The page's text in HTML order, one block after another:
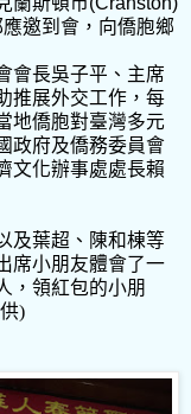
邀到會，向僑胞鄉
會長吳子平、主席
推展外交工作，每
地僑胞對臺灣多元
政府及僑務委員會
文化辦事處處長賴
及葉超、陳和棟等
席小朋友體會了一
，領紅包的小朋
)